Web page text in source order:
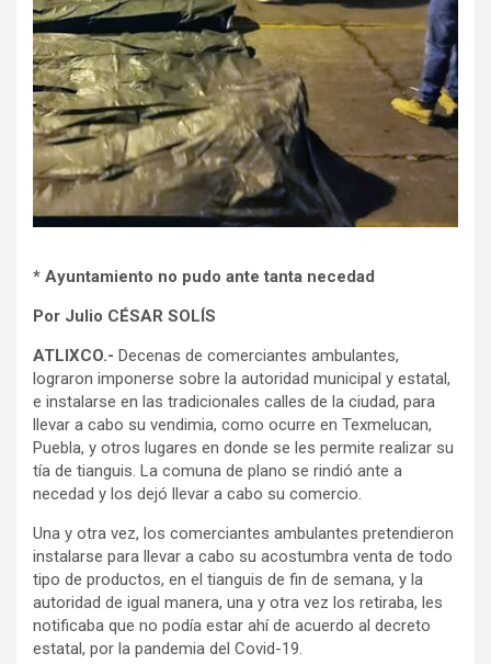
* Ayuntamiento no pudo ante tanta necedad
Por Julio CÉSAR SOLÍS
ATLIXCO.- Decenas de comerciantes ambulantes,
lograron imponerse sobre la autoridad municipal y estatal,
e instalarse en las tradicionales calles de la ciudad, para
llevar a cabo su vendimia, como ocurre en Texmelucan,
Puebla, y otros lugares en donde se les permite realizar su
tía de tianguis. La comuna de plano se rindió ante a
necedad y los dejó llevar a cabo su comercio.
Una y otra vez, los comerciantes ambulantes pretendieron
instalarse para llevar a cabo su acostumbra venta de todo
tipo de productos, en el tianguis de fin de semana, y la
autoridad de igual manera, una y otra vez los retiraba, les
notificaba que no podía estar ahí de acuerdo al decreto
estatal, por la pandemia del Covid-19.